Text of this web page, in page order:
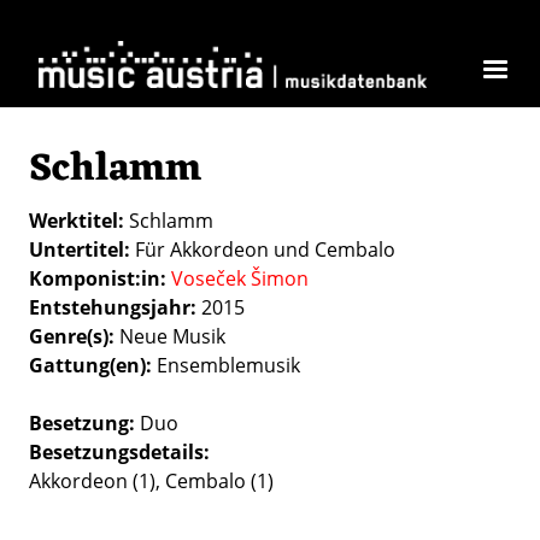
Schlamm
Werktitel Schlamm
Untertitel Für Akkordeon und Cembalo
Komponist:in Voseček Šimon
Entstehungsjahr 2015
Genre(s) Neue Musik
Gattung(en) Ensemblemusik
Besetzung Duo
Besetzungsdetails
Akkordeon (1), Cembalo (1)